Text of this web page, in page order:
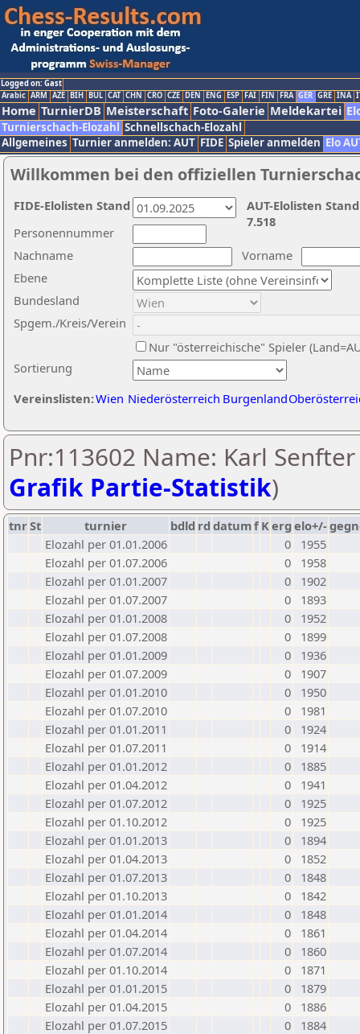
Logged on: Gast
Arabic ARM AZE BIH BUL CAT CHN CRO CZE DEN ENG ESP FAI FIN FRA GER GRE INA
Home TurnierDB Meisterschaft Foto-Galerie Meldekartei
Turnierschach-Elozahl Schnellschach-Elozahl
Allgemeines Turnier anmelden: AUT FIDE Spieler anmelden Elo
Willkommen bei den offiziellen
Nachname
Vorname
Ebene
Sortierung
Personennummer
Bundesland
Spgem./Kreis/Verein
Nur "österreichische" Spieler
Vereinslisten:Wien Niederösterreich Burgenland
AUT-Elolisten
7.518
FIDE-Elolisten Stand
Pnr:113602 Name: Karl Senfter
Grafik Partie-Statistik)
tnrSt turnier bdld rd datumf Kerg elo+/-
Elozahl per 01.01.2006
0
1955
Elozahl per 01.07.2006
0
1958
Elozahl per 01.01.2007
0
1902
Elozahl per 01.07.2007
0
1893
Elozahl per 01.01.2008
0
1952
Elozahl per 01.07.2008
0
1899
Elozahl per 01.01.2009
0
1936
Elozahl per 01.07.2009
0
1907
Elozahl per 01.01.2010
0
1950
Elozahl per 01.07.2010
0
1981
Elozahl per 01.01.2011
0
1924
Elozahl per 01.07.2011
0
1914
Elozahl per 01.01.2012
0
1885
Elozahl per 01.04.2012
0
1941
Elozahl per 01.07.2012
0
1925
Elozahl per 01.10.2012
0
1925
Elozahl per 01.01.2013
0
1894
Elozahl per 01.04.2013
0
1852
Elozahl per 01.07.2013
0
1848
Elozahl per 01.10.2013
0
1842
Elozahl per 01.01.2014
0
1848
Elozahl per 01.04.2014
0
1861
Elozahl per 01.07.2014
0
1860
Elozahl per 01.10.2014
0
1871
Elozahl per 01.01.2015
0
1879
Elozahl per 01.04.2015
0
1886
Elozahl per 01.07.2015
0
1884